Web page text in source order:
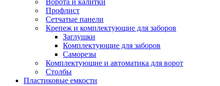
Профлист
Сетчатые панели
Крепеж и комплектующие для заборов
Заглушки
Комплектующие для заборов
Саморезы
Комплектующие и автоматика для ворот
Столбы
Пластиковые емкости